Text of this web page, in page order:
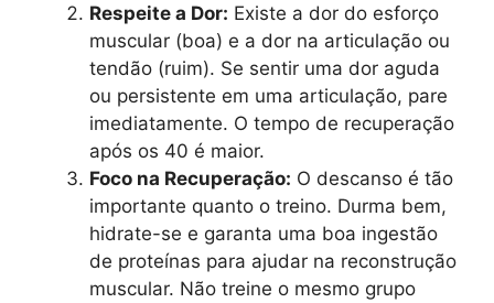
Respeite a Dor: Existe a dor do esforço
muscular (boa) e a dor na articulação ou
tendão (ruim). Se sentir uma dor aguda
ou persistente em uma articulação, pare
imediatamente. O tempo de recuperação
após os 40 é maior.
Foco na Recuperação: O descanso é tão
importante quanto o treino. Durma bem,
hidrate-se e garanta uma boa ingestão
de proteínas para ajudar na reconstrução
muscular. Não treine o mesmo grupo